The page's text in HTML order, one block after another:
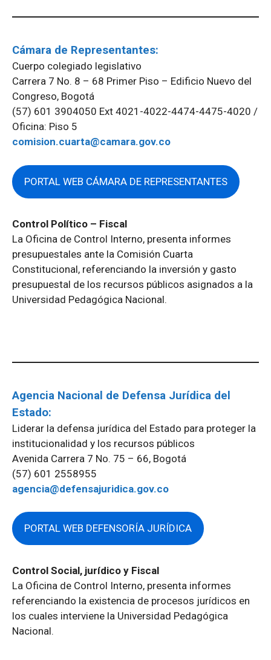
Cámara de Representantes:
Cuerpo colegiado legislativo
Carrera 7 No. 8 – 68 Primer Piso – Edificio Nuevo del
Congreso, Bogotá
(57) 601 3904050 Ext 4021-4022-4474-4475-4020 /
Oficina: Piso 5
comision.cuarta@camara.gov.co
PORTAL WEB CÁMARA DE REPRESENTANTES
Control Político – Fiscal
La Oficina de Control Interno, presenta informes
presupuestales ante la Comisión Cuarta
Constitucional, referenciando la inversión y gasto
presupuestal de los recursos públicos asignados a la
Universidad Pedagógica Nacional.
Agencia Nacional de Defensa Jurídica del
Estado:
Liderar la defensa jurídica del Estado para proteger la
institucionalidad y los recursos públicos
Avenida Carrera 7 No. 75 – 66, Bogotá
(57) 601 2558955
agencia@defensajuridica.gov.co
PORTAL WEB DEFENSORÍA JURÍDICA
Control Social, jurídico y Fiscal
La Oficina de Control Interno, presenta informes
referenciando la existencia de procesos jurídicos en
los cuales interviene la Universidad Pedagógica
Nacional.